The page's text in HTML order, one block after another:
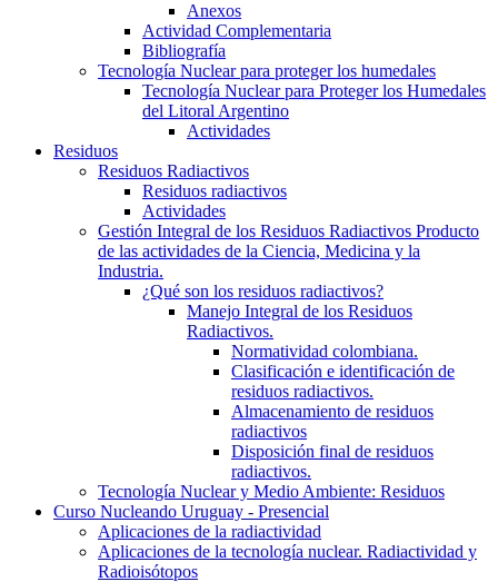
Anexos
Actividad Complementaria
Bibliografía
Tecnología Nuclear para proteger los humedales
Tecnología Nuclear para Proteger los Humedales
del Litoral Argentino
Actividades
Residuos
Residuos Radiactivos
Residuos radiactivos
Actividades
Gestión Integral de los Residuos Radiactivos Producto
de las actividades de la Ciencia, Medicina y la
Industria.
¿Qué son los residuos radiactivos?
Manejo Integral de los Residuos
Radiactivos.
Normatividad colombiana.
Clasificación e identificación de
residuos radiactivos.
Almacenamiento de residuos
radiactivos
Disposición final de residuos
radiactivos.
Tecnología Nuclear y Medio Ambiente: Residuos
Curso Nucleando Uruguay - Presencial
Aplicaciones de la radiactividad
Aplicaciones de la tecnología nuclear. Radiactividad y
Radioisótopos